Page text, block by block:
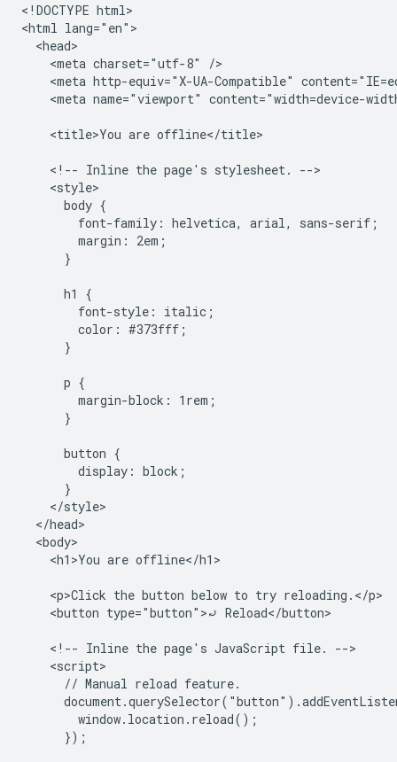
<!DOCTYPE html>
<html lang="en">
  <head>
    <meta charset="utf-8" />
<meta http-equiv="X-UA-Compatible"
<meta name="viewport" content="width=device-
    <title>You are offline</title>
    <!-- Inline the page's stylesheet. -->
    <style>
      body {
        font-family: helvetica, arial, sans-serif;
        margin: 2em;
      }
      h1 {
        font-style: italic;
        color: #373fff;
      }
      p {
        margin-block: 1rem;
      }
      button {
        display: block;
      }
    </style>
  </head>
  <body>
    <h1>You are offline</h1>
    <p>Click the button below to try reloading.</p>
    <button type="button">⤾ Reload</button>
    <!-- Inline the page's JavaScript file. -->
    <script>
      // Manual reload feature.
        window.location.reload();
      });